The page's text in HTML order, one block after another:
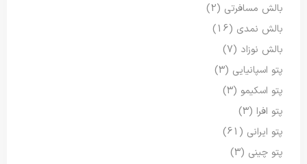
بالش مسافرتی (2)
بالش نمدی (16)
بالش نوزاد (7)
پتو اسپانیایی (3)
پتو اسکیمو (3)
پتو افرا (3)
پتو ایرانی (61)
پتو چینی (3)